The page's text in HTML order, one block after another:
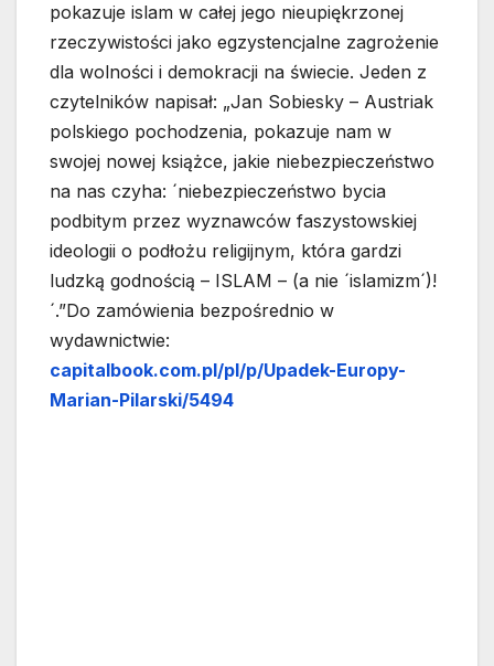
pokazuje islam w całej jego nieupiękrzonej
rzeczywistości jako egzystencjalne zagrożenie
dla wolności i demokracji na świecie. Jeden z
czytelników napisał: „Jan Sobiesky – Austriak
polskiego pochodzenia, pokazuje nam w
swojej nowej książce, jakie niebezpieczeństwo
na nas czyha: ´niebezpieczeństwo bycia
podbitym przez wyznawców faszystowskiej
ideologii o podłożu religijnym, która gardzi
ludzką godnością – ISLAM – (a nie ´islamizm´)!
´.”Do zamówienia bezpośrednio w
wydawnictwie:
capitalbook.com.pl/pl/p/Upadek-Europy-
Marian-Pilarski/5494